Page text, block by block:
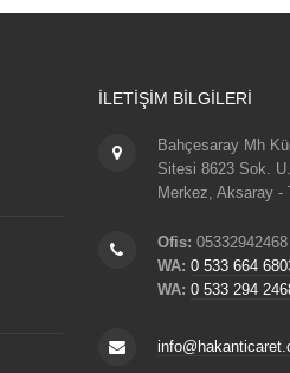
İLETIŞIM BILGILERI
Bahçesaray Mh
Sitesi 8623 Sok.
Merkez, Aksaray -
Ofis: 05332942468
WA: 0 533 664
WA: 0 533 294